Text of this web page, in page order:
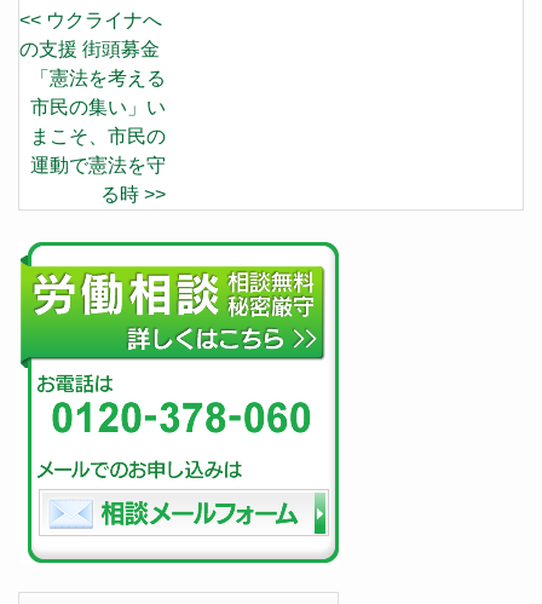
<< ウクライナへ
の支援 街頭募金
「憲法を考える
市民の集い」い
まこそ、市民の
運動で憲法を守
る時 >>